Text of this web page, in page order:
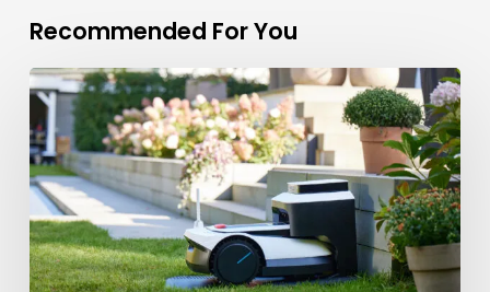
Recommended For You
Robotmuruniiduk
Goat
G1
–
revolutsioon
sinu
aias